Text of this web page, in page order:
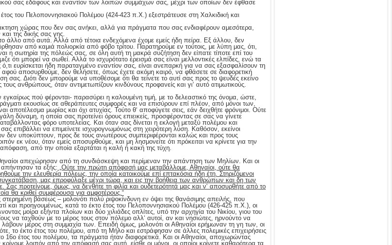
σας εδάφους και εναντίον των λοιπών συμμάχων σας, μέχρι των οποίων δεν έφθασε
του Πελοποννησιακού Πολέμου (424-423 π.Χ.) εξεστράτευσε στη Χαλκιδική και
χώρας που δεν σας ανήκει, αλλά για πράγματα που σας ενδιαφέρουν αμεσότερα,
της δικής σας γης.
άλλο από αυτά. Αλλά από τέτοια ενδεχόμενα έχομε εμείς ήδη πείρα. Εξ άλλου, δεν
από καμιά πολιορκία από φόβο τρίτου. Παρατηρούμε εν τούτοις, με λύπη μας, ότι,
η σωτηρία της πόλεώς σας, σε όλη αυτή τη μακρά συζήτηση δεν είπατε τίποτε επί του
ότι μπορεί να σωθεί. Αλλά το ισχυρότατο έρεισμά σας είναι μελλοντικές ελπίδες, ενώ τα
ευρίσκεται ήδη παραταγμένο εναντίον σας, είναι ανεπαρκή για να σας εξασφαλίσουν τη
αποσυρθούμε, δεν θελήσετε, όπως έχετε ακόμη καιρό, να φθάσετε σε διαφορετική
Διότι δεν μπορούμε να υποθέσομε ότι θα τείνετε το αυτί σας προς το ψευδές εκείνο
ανθρώπους, όταν αντιμετωπίζουν κινδύνους προφανείς και γι‘ αυτό ατιμωτικούς.
εγκαίρως πού φέρονται- παρασύρει η καλουμένη τιμή, με το δελεαστικό της όνομα, ώστε,
εκουσίως σε αθεράπευτες συμφορές και να επισύρουν επί πλέον, από μόνοι των,
αποτέλεσμα μωρίας και όχι ατυχίας. Τούτο θ‘ αποφύγετε σεις, εάν δειχθήτε φρόνιμοι. Ούτε
δύναμη, η οποία σας προτείνει όρους επιεικείς, προσφέροντας σε σας να γίνετε
φόρο υποτελείας. Και όταν σας δίνεται η εκλογή μεταξύ πολέμου και
επιβάλλει να επιμείνετε ισχυρογνωμόνως στη χειρότερη λύση. Καθόσον, εκείνοι
δεν υποκύπτουν, προς δε τους ανωτέρους συμπεριφέρονται καλώς και προς τους
εκ νέου, όταν εμείς αποσυρθούμε, και μη λησμονείτε ότι πρόκειται να κρίνετε για την
απόφαση, από την οποία εξαρτάται η καλή ή κακή της τύχη.
απεχώρησαν από τη συνδιάσκεψη και περίμεναν την απάντηση των Μηλίων. Και οι
απήντησαν τα εξής: „Ούτε την πρώτη απόφασή μας μεταβάλλομε, Αθηναίοι, ούτε θα
την ελευθερία πόλεως, την οποία κατοικούμε επί επτακόσια ήδη έτη. Στηριζόμενοι
μας επροφύλαξε μέχρι τώρα, και εις την βοήθεια των ανθρώπων και δη των
προτείνομε, όμως, να δεχθήτε τη φιλία και ουδετερότητά μας και ν‘ αποσυρθήτε από το
θα κριθεί συμφέρουσα για αμφοτέρους.“
βάσεως – μολονότι πολύ ριψοκίνδυνη εν όψει της θανάσιμης απειλής, που
και προηγουμένως, κατά το έκτο έτος του Πελοποννησιακού Πολέμου (426-425 π.Χ.), οι
μοίρα εξήντα πλοίων και δύο χιλιάδες οπλίτες, υπό την αρχηγία του Νικίου, γιου του
να ταχθούν με το μέρος τους στον πόλεμο αλλ‘ αυτοί, αν και νησιώτες, ηρνούντο να
μέρος στη συμμαχία των. Επειδή όμως, μολονότι οι Αθηναίοι ερήμωναν τη γη των, οι
το έκτο έτος του πολέμου, από τη Μήλο και εστράφησαν σε άλλες πολεμικές επιχειρήσεις
έτος του πολέμου, τα πράγματα ήταν διαφορετικά. Και οι Αθηναίοι, αποχωρώντας
κρίνομε λοιπόν από την απόφασή σας αυτή, είσθε οι μόνοι, οι οποίοι κρίνετε καθαρότερα τα